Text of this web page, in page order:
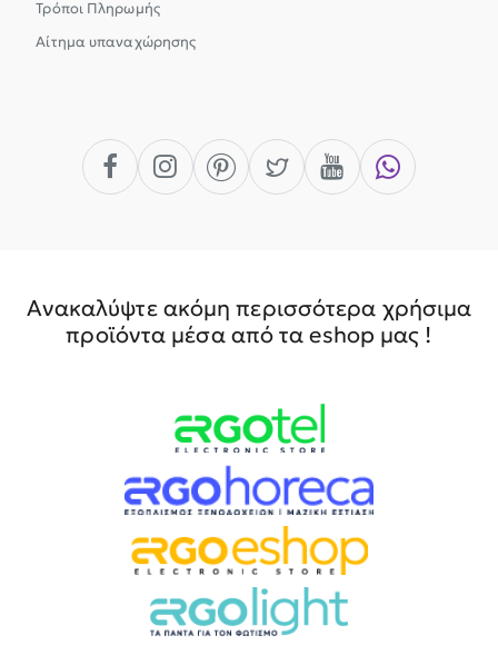
Τρόποι Πληρωμής
Αίτημα υπαναχώρησης
Ανακαλύψτε ακόμη περισσότερα χρήσιμα
προϊόντα μέσα από τα eshop μας !